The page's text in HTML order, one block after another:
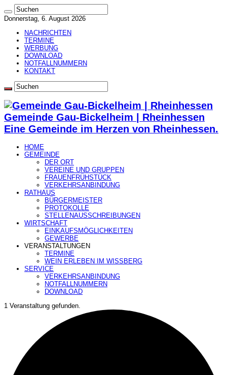
Donnerstag, 6. August 2026
NACHRICHTEN
TERMINE
WERBUNG
DOWNLOAD
NOTFALLNUMMERN
KONTAKT
Gemeinde Gau-Bickelheim | Rheinhessen
Eine Gemeinde im Herzen von Rheinhessen.
HOME
GEMEINDE
DER ORT
VEREINE UND GRUPPEN
FRAUENFRÜHSTÜCK
VERKEHRSANBINDUNG
RATHAUS
BÜRGERMEISTER
PROTOKOLLE
STELLENAUSSCHREIBUNGEN
WIRTSCHAFT
EINKAUFSMÖGLICHKEITEN
GEWERBE
VERANSTALTUNGEN
TERMINE
WEIN ERLEBEN IM WISSBERG
SERVICE
VERKEHRSANBINDUNG
NOTFALLNUMMERN
DOWNLOAD
1 Veranstaltung gefunden.